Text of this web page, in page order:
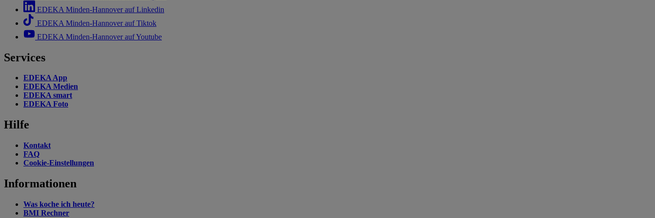
EDEKA Minden-Hannover auf Linkedin
EDEKA Minden-Hannover auf Tiktok
EDEKA Minden-Hannover auf Youtube
Services
EDEKA App
EDEKA Medien
EDEKA smart
EDEKA Foto
Hilfe
Kontakt
FAQ
Cookie-Einstellungen
Informationen
Was koche ich heute?
BMI Rechner